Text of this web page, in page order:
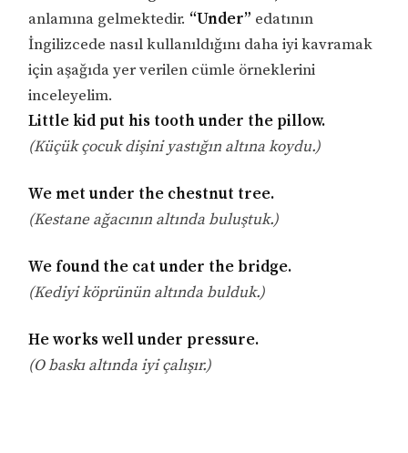
anlamına gelmektedir. “Under” edatının
İngilizcede nasıl kullanıldığını daha iyi kavramak
için aşağıda yer verilen cümle örneklerini
inceleyelim.
Little kid put his tooth under the pillow.
(Küçük çocuk dişini yastığın altına koydu.)
We met under the chestnut tree.
(Kestane ağacının altında buluştuk.)
We found the cat under the bridge.
(Kediyi köprünün altında bulduk.)
He works well under pressure.
(O baskı altında iyi çalışır.)